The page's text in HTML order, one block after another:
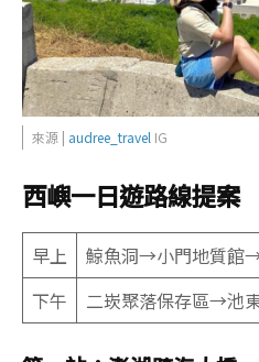
來源 | audree_travel IG
西嶼一日遊路線提案
早上
鯨魚洞→小門地質館
下午
二崁聚落保存區→池